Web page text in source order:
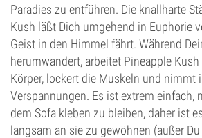
Paradies zu entführen. Die knallharte
Kush läßt Dich umgehend in Euphorie
Geist in den Himmel fährt. Während
herumwandert, arbeitet Pineapple
Körper, lockert die Muskeln und nimmt
Verspannungen. Es ist extrem einfach,
dem Sofa kleben zu bleiben, daher ist
langsam an sie zu gewöhnen (außer